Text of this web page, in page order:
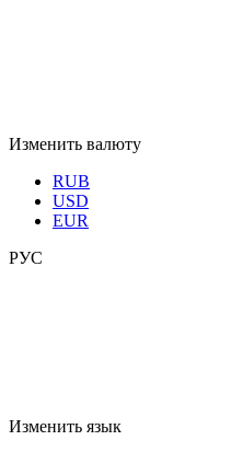
Изменить валюту
RUB
USD
EUR
РУС
Изменить язык